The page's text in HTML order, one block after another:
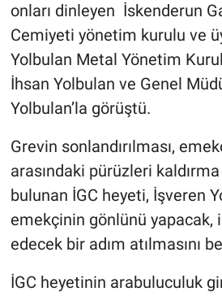
onları dinleyen İskenderun
Cemiyeti yönetim kurulu ve
Yolbulan Metal Yönetim
İhsan Yolbulan ve Genel
Yolbulan’la görüştü.
Grevin sonlandırılması,
arasındaki pürüzleri
bulunan İGC heyeti, İşveren
emekçinin gönlünü yapacak,
edecek bir adım atılmasını
İGC heyetinin arabuluculuk